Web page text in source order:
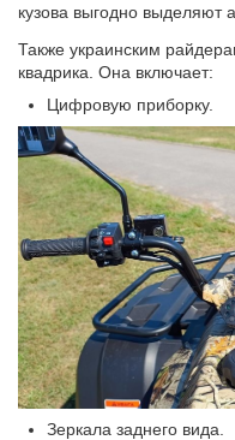
кузова выгодно выделяют
Также украинским
квадрика. Она включает:
Цифровую приборку.
Зеркала заднего вида.